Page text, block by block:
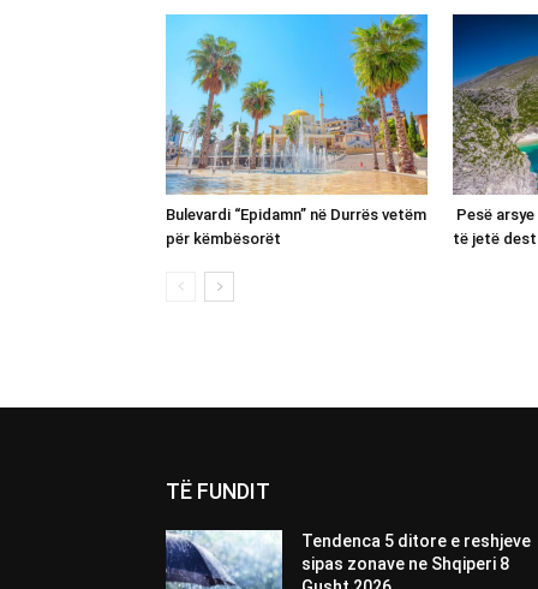
Bulevardi “Epidamn” në Durrës vetëm
për këmbësorët
Pesë
të jetë
TË FUNDIT
Tendenca 5 ditore e reshjeve
sipas zonave ne Shqiperi 8